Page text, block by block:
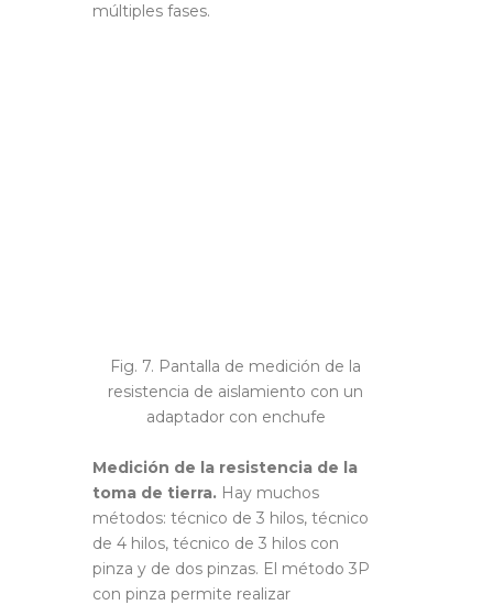
múltiples fases.
Fig. 7. Pantalla de medición de la
resistencia de aislamiento con un
adaptador con enchufe
Medición de la resistencia de la
toma de tierra. Hay muchos
métodos: técnico de 3 hilos, técnico
de 4 hilos, técnico de 3 hilos con
pinza y de dos pinzas. El método 3P
con pinza permite realizar